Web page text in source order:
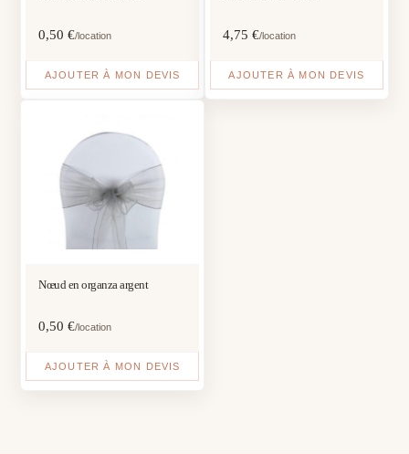
0,50€/location
AJOUTER À MON DEVIS
4,75 €/location
AJOUTER À MON DEVIS
Nœud en organza argent
0,50€/location
AJOUTER À MON DEVIS